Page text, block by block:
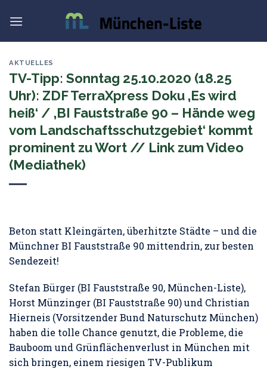
AKTUELLES
TV-Tipp: Sonntag 25.10.2020 (18.25
Uhr): ZDF TerraXpress Doku ‚Es wird
heiß‘ / ‚BI Fauststraße 90 – Hände weg
vom Landschaftsschutzgebiet‘ kommt
prominent zu Wort // Link zum Video
(Mediathek)
Beton statt Kleingärten, überhitzte Städte – und die
Münchner BI Fauststraße 90 mittendrin, zur besten
Sendezeit!
Stefan Bürger (BI Fauststraße 90, München-Liste),
Horst Münzinger (BI Fauststraße 90) und Christian
Hierneis (Vorsitzender Bund Naturschutz München)
haben die tolle Chance genutzt, die Probleme, die
Bauboom und Grünflächenverlust in München mit
sich bringen, einem riesigen TV-Publikum